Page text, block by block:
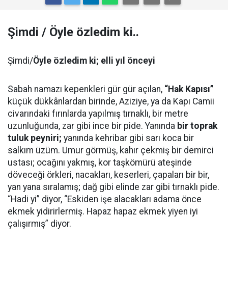
Şimdi / Öyle özledim ki..
Şimdi/Öyle özledim ki; elli yıl önceyi
Sabah namazı kepenkleri gür gür açılan, “Hak Kapısı”
küçük dükkânlardan birinde, Aziziye, ya da Kapı Camii
civarındaki fırınlarda yapılmış tırnaklı, bir metre
uzunluğunda, zar gibi ince bir pide. Yanında bir toprak
tuluk peyniri; yanında kehribar gibi sarı koca bir
salkım üzüm. Umur görmüş, kahır çekmiş bir demirci
ustası; ocağını yakmış, kor taşkömürü ateşinde
döveceği örkleri, nacakları, keserleri, çapaları bir bir,
yan yana sıralamış; dağ gibi elinde zar gibi tırnaklı pide.
“Hadi yi” diyor, “Eskiden işe alacakları adama önce
ekmek yidirirlermiş. Hapaz hapaz ekmek yiyen iyi
çalışırmış” diyor.